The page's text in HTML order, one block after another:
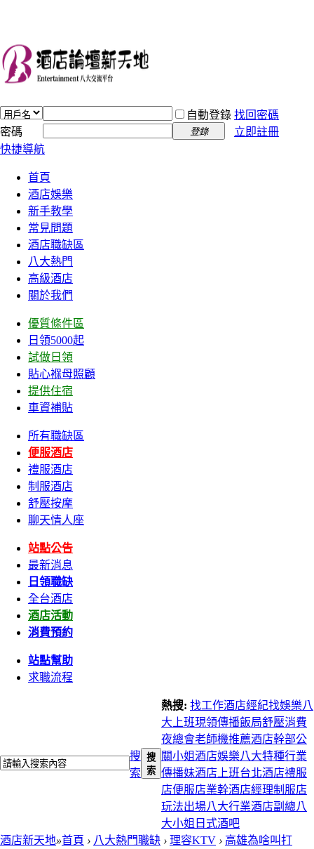
自動登錄 找回密碼
密碼
登錄
立即註冊
快捷導航
首頁
酒店娛樂
新手教學
常見問題
酒店職缺區
八大熱門
高級酒店
關於我們
優質條件區
日領5000起
試做日領
貼心褓母照顧
提供住宿
車資補貼
所有職缺區
便服酒店
禮服酒店
制服酒店
舒壓按摩
聊天情人座
站點公告
最新消息
日領職缺
全台酒店
酒店活動
消費預約
站點幫助
求職流程
搜
索
搜
索
熱搜: 找工作酒店經紀找娛樂八
大上班現領傳播飯局舒壓消費
夜總會老師機推薦酒店幹部公
關小姐酒店娛樂八大特種行業
傳播妹酒店上班台北酒店禮服
店便服店業幹酒店經理制服店
玩法出場八大行業酒店副總八
大小姐 日式酒吧
酒店新天地»首頁 › 八大熱門職缺 › 理容KTV › 高雄為啥叫打